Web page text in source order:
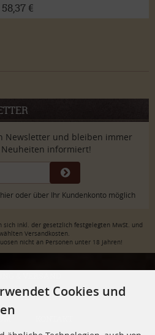
58,37 €
Newsletter und bleiben immer
informiert!
oder über Ihr Kundenkonto möglich
inkl. der gesetzlich festgelegten MwSt. und
Versandkosten.
nicht an Personen unter 18 Jahren!
DATENSCHUTZ
AGB
Cookies und